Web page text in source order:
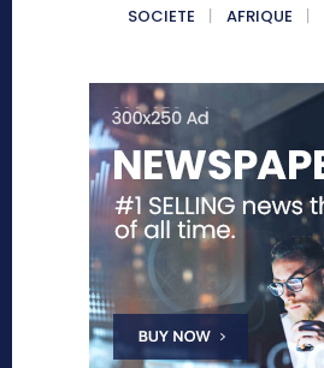
SOCIETE
AFRIQUE